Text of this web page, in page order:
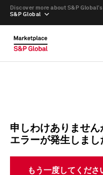
S&P Global
Discover more about S&P
申しわけありませ
エラーが発生しまし
もう一度してくださ